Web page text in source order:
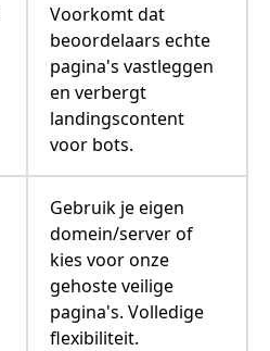
Voorkomt dat
beoordelaars echte
pagina's vastleggen
en verbergt
landingscontent
voor bots.
Gebruik je eigen
domein/server of
kies voor onze
gehoste veilige
pagina's. Volledige
flexibiliteit.